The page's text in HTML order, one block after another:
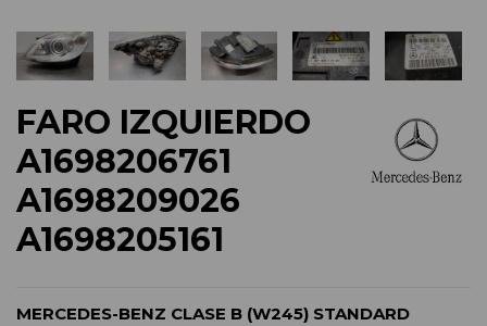
FARO IZQUIERDO
A1698206761
A1698209026
A1698205161
MERCEDES-BENZ CLASE B (W245) STANDARD